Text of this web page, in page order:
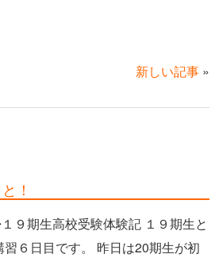
新しい記事»
！
期生高校受験体験記 １９期生と
６日目です。 昨日は20期生が初